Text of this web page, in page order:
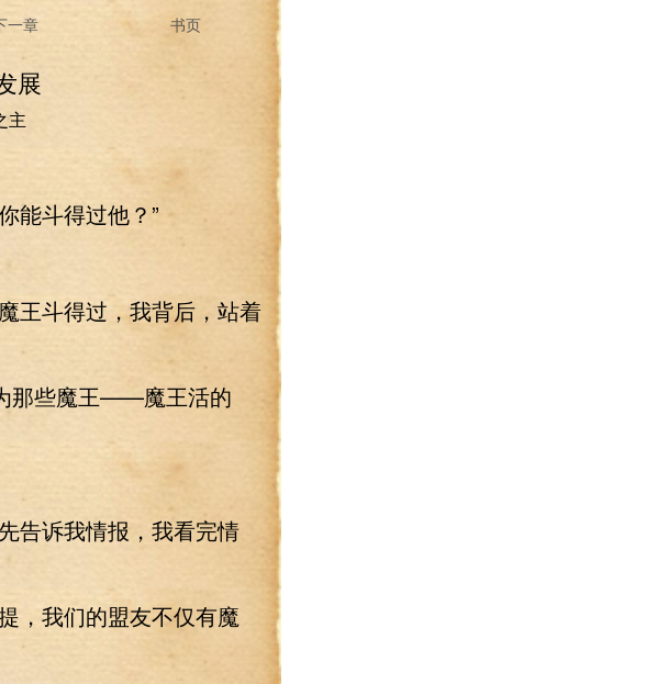
一章 书页
展
主
斗得过他？”
斗得过，我背后，站着
些魔王——魔王活的
诉我情报，我看完情
，我们的盟友不仅有魔